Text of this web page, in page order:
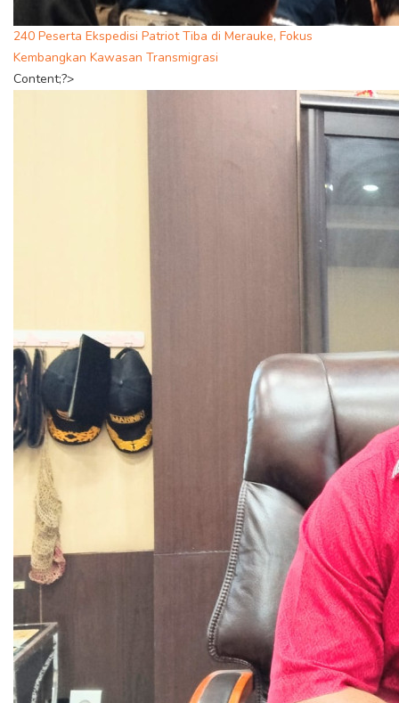
240 Peserta Ekspedisi Patriot Tiba di Merauke, Fokus
Kembangkan Kawasan Transmigrasi
Content;?>